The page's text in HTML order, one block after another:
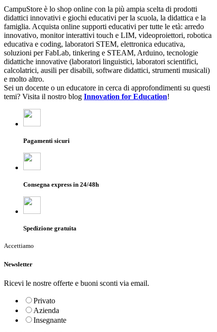
CampuStore è lo shop online con la più ampia scelta di prodotti
didattici innovativi e giochi educativi per la scuola, la didattica e la
famiglia. Acquista online supporti educativi per tutte le età: arredo
innovativo, monitor interattivi touch e LIM, videoproiettori, robotica
educativa e coding, laboratori STEM, elettronica educativa,
soluzioni per FabLab, tinkering e STEAM, Arduino, tecnologie
didattiche innovative (laboratori linguistici, laboratori scientifici,
calcolatrici, ausili per disabili, software didattici, strumenti musicali)
e molto altro.
Sei un docente o un educatore in cerca di approfondimenti su questi
temi? Visita il nostro blog Innovation for Education!
Pagamenti sicuri
Consegna express in 24/48h
Spedizione gratuita
Accettiamo
Newsletter
Ricevi le nostre offerte e buoni sconti via email.
Privato
Azienda
Insegnante